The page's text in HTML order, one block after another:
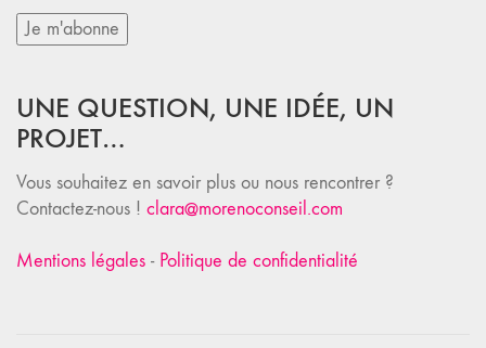
UNE QUESTION, UNE IDÉE, UN
PROJET…
Vous souhaitez en savoir plus ou nous rencontrer ?
Contactez-nous ! clara@morenoconseil.com
Mentions légales - Politique de confidentialité